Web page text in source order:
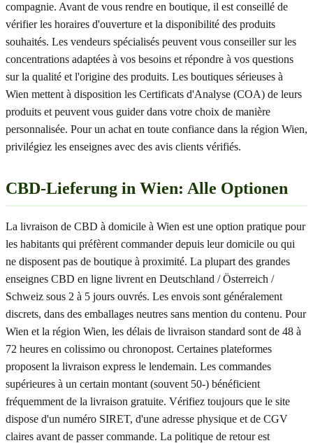
compagnie. Avant de vous rendre en boutique, il est conseillé de
vérifier les horaires d'ouverture et la disponibilité des produits
souhaités. Les vendeurs spécialisés peuvent vous conseiller sur les
concentrations adaptées à vos besoins et répondre à vos questions
sur la qualité et l'origine des produits. Les boutiques sérieuses à
Wien mettent à disposition les Certificats d'Analyse (COA) de leurs
produits et peuvent vous guider dans votre choix de manière
personnalisée. Pour un achat en toute confiance dans la région Wien,
privilégiez les enseignes avec des avis clients vérifiés.
CBD-Lieferung in Wien: Alle Optionen
La livraison de CBD à domicile à Wien est une option pratique pour
les habitants qui préfèrent commander depuis leur domicile ou qui
ne disposent pas de boutique à proximité. La plupart des grandes
enseignes CBD en ligne livrent en Deutschland / Österreich /
Schweiz sous 2 à 5 jours ouvrés. Les envois sont généralement
discrets, dans des emballages neutres sans mention du contenu. Pour
Wien et la région Wien, les délais de livraison standard sont de 48 à
72 heures en colissimo ou chronopost. Certaines plateformes
proposent la livraison express le lendemain. Les commandes
supérieures à un certain montant (souvent 50-) bénéficient
fréquemment de la livraison gratuite. Vérifiez toujours que le site
dispose d'un numéro SIRET, d'une adresse physique et de CGV
claires avant de passer commande. La politique de retour est